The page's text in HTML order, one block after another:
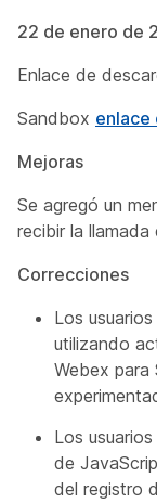
22 de enero de
Enlace de
Sandbox enlace
Mejoras
Se agregó un
recibir la
Correcciones
Los
utilizando
Webex para
Los
de
del registro